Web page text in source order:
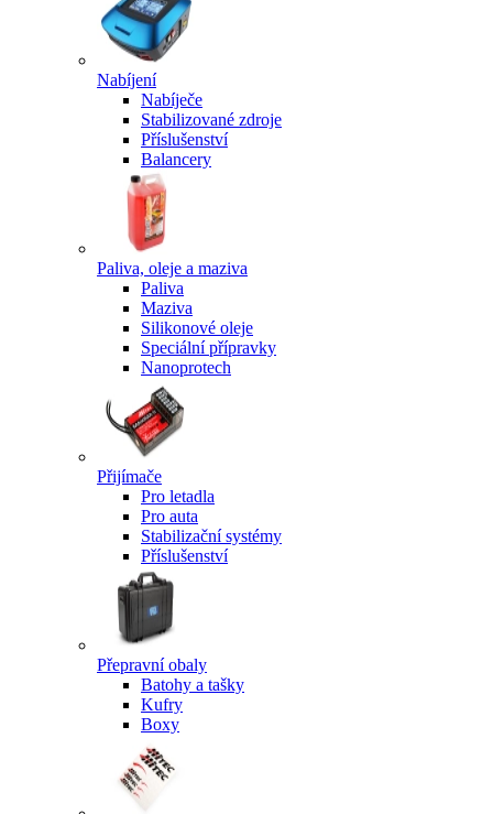
Nabíjení
Nabíječe
Stabilizované zdroje
Příslušenství
Balancery
Paliva, oleje a maziva
Paliva
Maziva
Silikonové oleje
Speciální přípravky
Nanoprotech
Přijímače
Pro letadla
Pro auta
Stabilizační systémy
Příslušenství
Přepravní obaly
Batohy a tašky
Kufry
Boxy